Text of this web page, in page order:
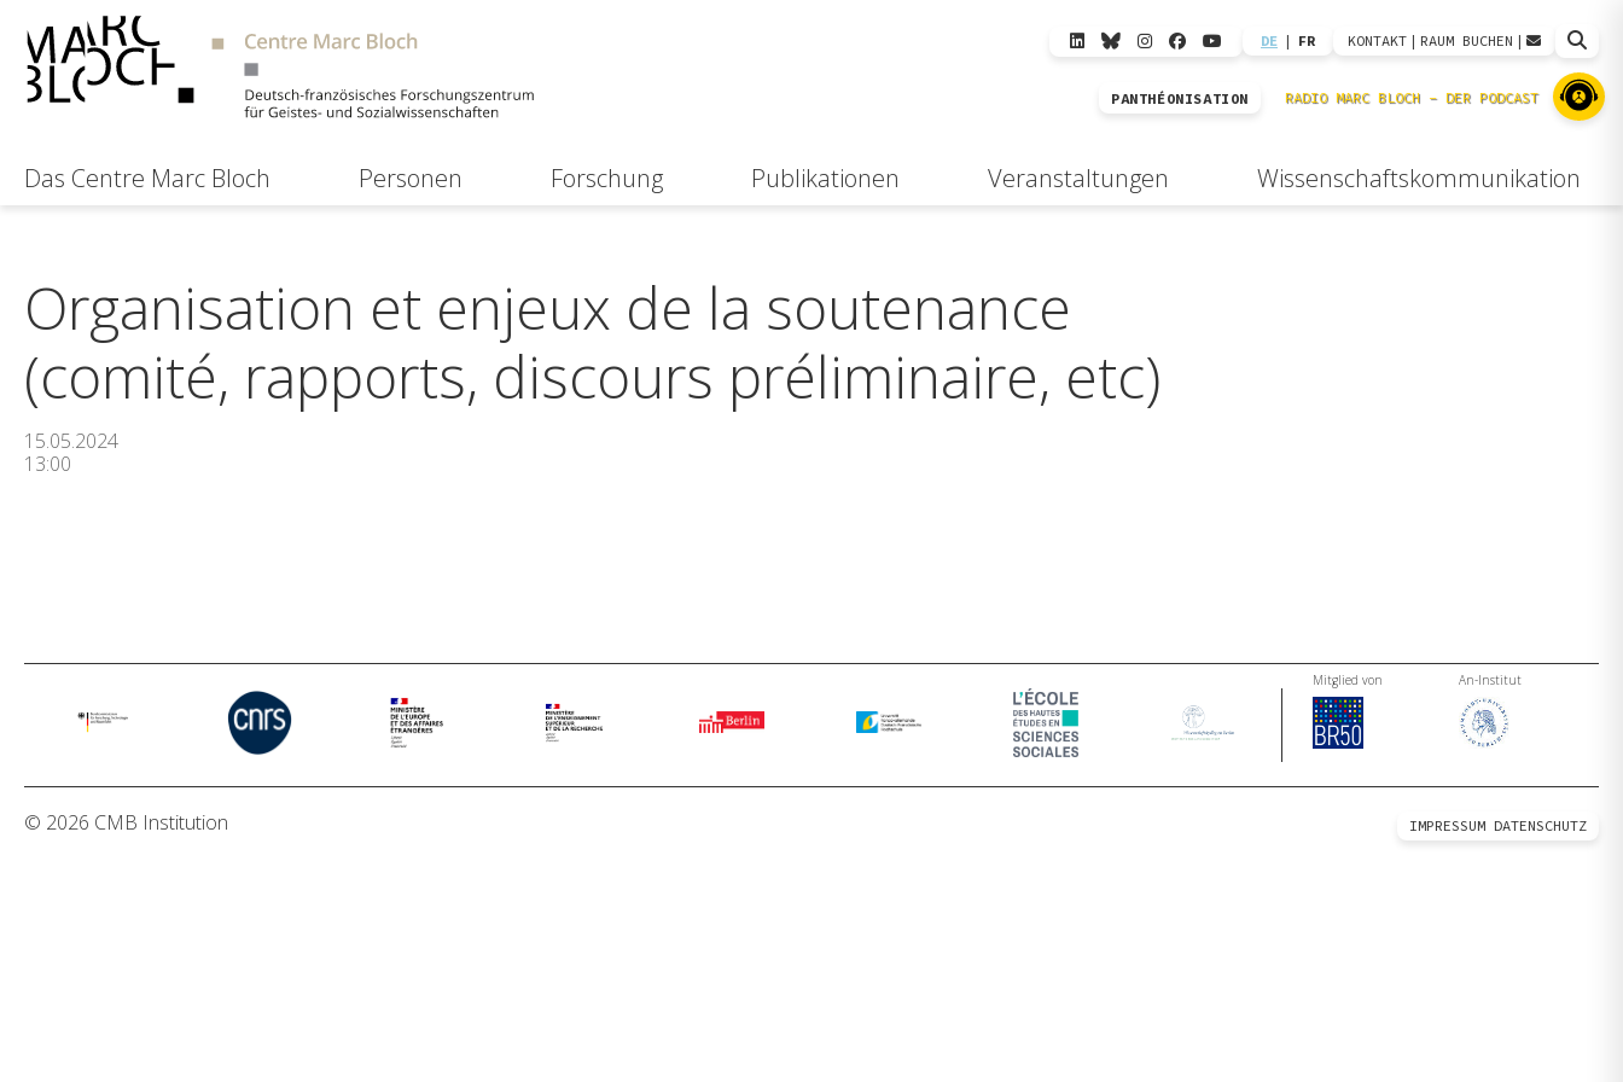
DE | FR KONTAKT | RAUM BUCHEN |
PANTHÉONISATION
Das Centre Marc Bloch Personen Forschung Publikationen Veranstaltungen Wissenschaftskommunikation
Organisation et enjeux de la soutenance
(comité, rapports, discours préliminaire, etc)
15.05.2024
13:00
Mitglied von An-Institut
© 2026 CMB Institution IMPRESSUM DATENSCHUTZ